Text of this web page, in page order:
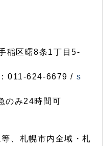
稲区曙8条1丁目5-
011-624-6679 / s
み24時間可
、札幌市内全域・札